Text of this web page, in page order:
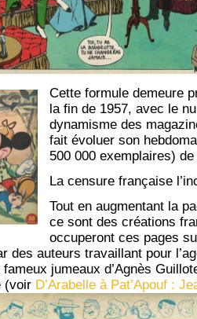
Cette formule demeure
la fin de 1957, avec le
dynamisme des
fait évoluer son
500 000 exemplaires)
La censure française
Tout en augmentant la
ce sont des créations
occuperont ces pages
des auteurs travaillant pour
fameux jumeaux d’Agnès
(voir D’Arabelle à Pat’Apouf :